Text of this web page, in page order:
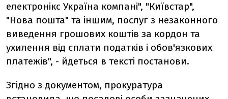
електронікс Україна компані", "Київстар",
"Нова пошта" та іншим, послуг з незаконного
виведення грошових коштів за кордон та
ухилення від сплати податків і обов'язкових
платежів", - йдеться в тексті постанови.
Згідно з документом, прокуратура